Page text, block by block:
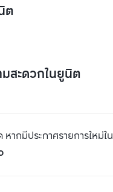
ต
สะดวกในยูนิต
ากมีประกาศรายการใหม่ใน